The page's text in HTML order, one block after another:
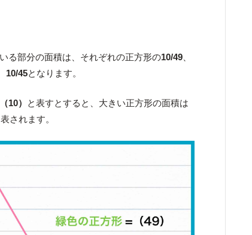
る部分の面積は、それぞれの正方形の10/49
10/45となります。
（10）
と表すとすると、大きい正方形の面積は
されます。